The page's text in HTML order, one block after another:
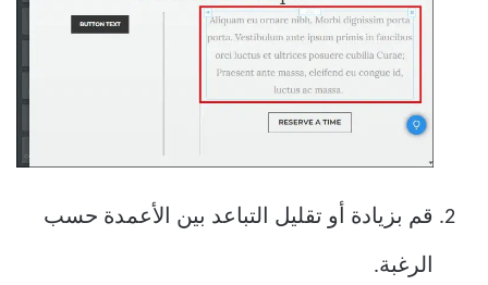
قم بزيادة أو تقليل التباعد بين الأعمدة حسب
الرغبة.